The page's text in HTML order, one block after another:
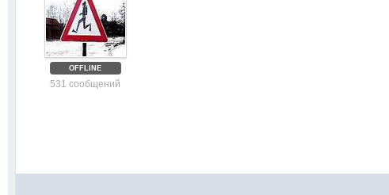
OFFLINE
531 сообщений